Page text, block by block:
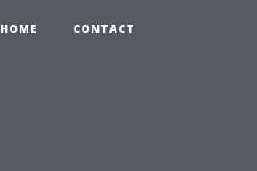
HOME CONTACT